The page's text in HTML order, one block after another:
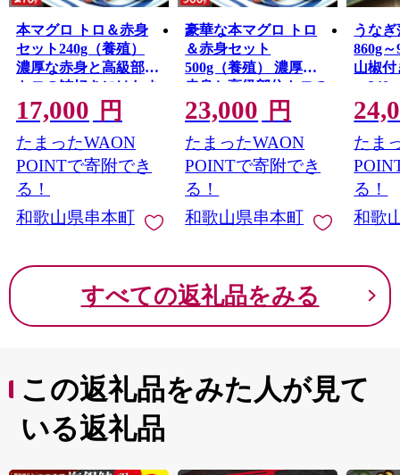
2機の救援機がトルコから救援に訪れ、残された日本人を
日本まで送り届けたのです。
イランには、トルコ人も多く在住していましたが優先的
に日本人を航空機に搭乗させ、
自分たちトルコ人は1週間をかけ、陸路で帰国しました。
トルコではエルトゥールル号の出来事がずっと語り継が
れており、約100年後にその恩返しとして日本人を救った
のです。
その後もお互いに支援しあい友好関係が続いています。
慰霊碑の設立や、トルコとの共同映画製作によってトル
コと串本町の友好関係は後世に伝えられています。
本マグロ トロ＆赤身
セット240g（養殖）
濃厚な赤身と高級部位
トロの鮪好きにはたま
らないセット【串本町
×北山村】 高級 クロマ
グロ
17,000 円
たまったWAON
POINTで寄附でき
る！
和歌山県串本町
豪華な本マグロ トロ
＆赤身セット
500g（養殖） 濃厚な
赤身と高級部位トロの
鮪好きにはたまらない
セット 高級 クロマグ
ロ まぐろ マグロ 鮪 中
トロ 赤身 柵 サク マグ
ロ中トロ 豪華
23,000 円
たまったWAON
POINTで寄附でき
る！
和歌山県串本町
うな
860g
山椒付
～
鰻 う
焼 炭
産
たま
る！
和歌
すべての返礼品をみる
この返礼品をみた人が見て
いる返礼品